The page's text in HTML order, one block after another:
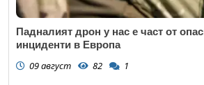
Падналият дрон у нас е част от
инциденти в Европа
09 август 82 1